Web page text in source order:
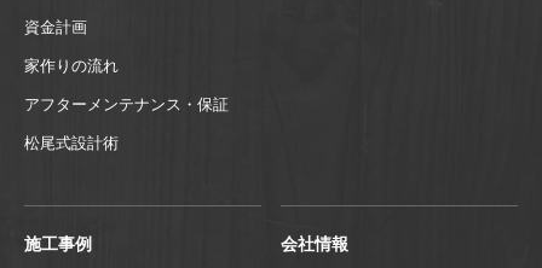
資金計画
家作りの流れ
アフターメンテナンス・保証
松尾式設計術
施工事例 会社情報